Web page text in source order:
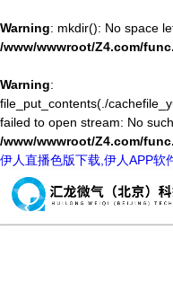
Warning: mkdir(): No space
/www/wwwroot/Z4.com/
Warning:
file_put_contents(./
failed to open stream: No
/www/wwwroot/Z4.com/
伊人直播色版下载,伊人APP软